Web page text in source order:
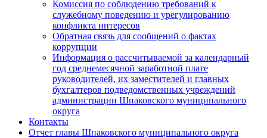
Комиссия по соблюдению требований к
служебному поведению и урегулированию
конфликта интересов
Обратная связь для сообщений о фактах
коррупции
Информация о рассчитываемой за календарный
год среднемесячной заработной плате
руководителей, их заместителей и главных
бухгалтеров подведомственных учреждений
администрации Шпаковского муниципального
округа
Контакты
Отчет главы Шпаковского муниципального округа